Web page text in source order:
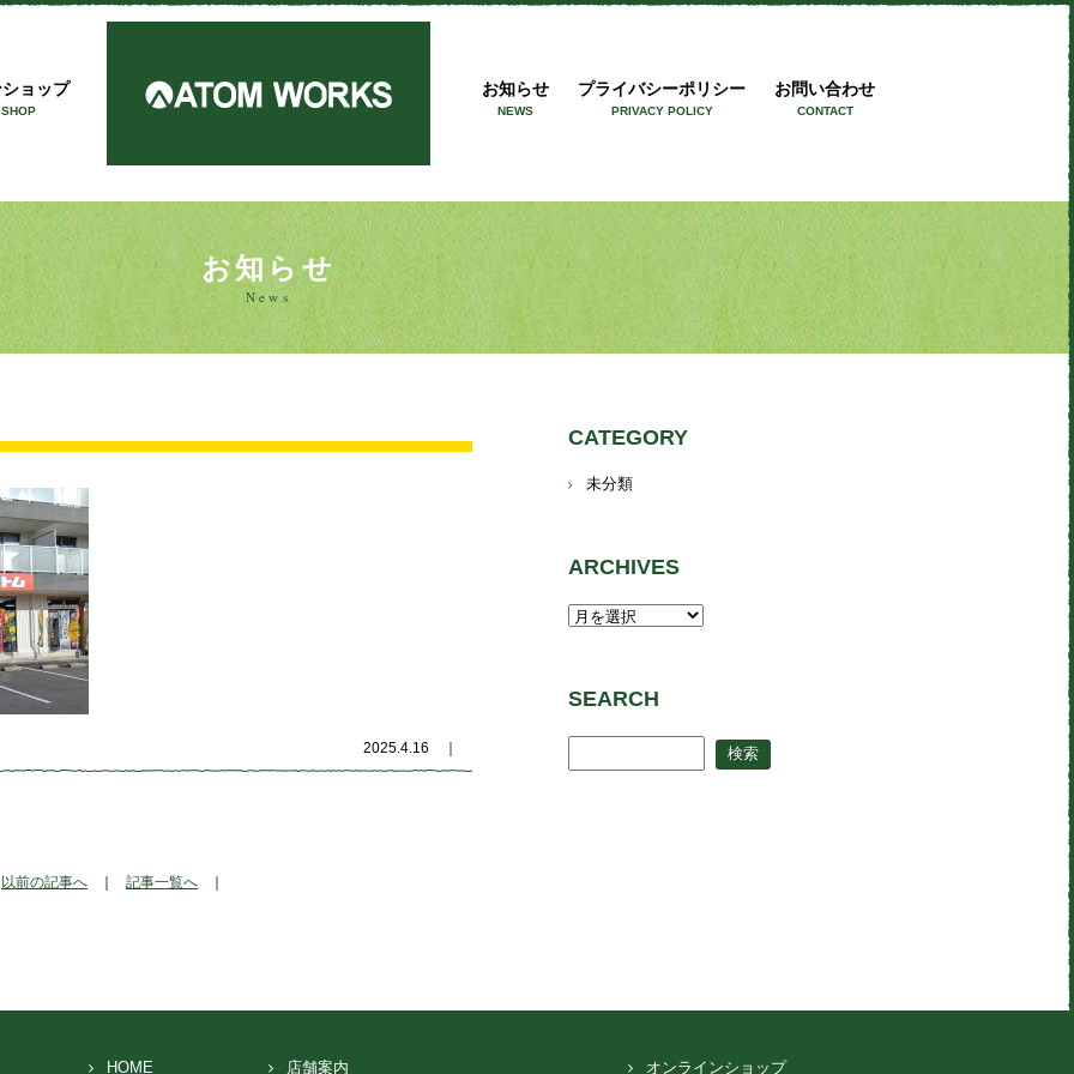
アトムワークス
ョップ お知らせ
NEWS
プライバシーポリシー
PRIVACY POLICY
お問い合わせ
CONTACT
お知らせ
News
CATEGORY
未分類
ARCHIVES
SEARCH
2025.4.16
以前の記事へ 記事一覧へ
HOME 店舗案内 オンラインショップ